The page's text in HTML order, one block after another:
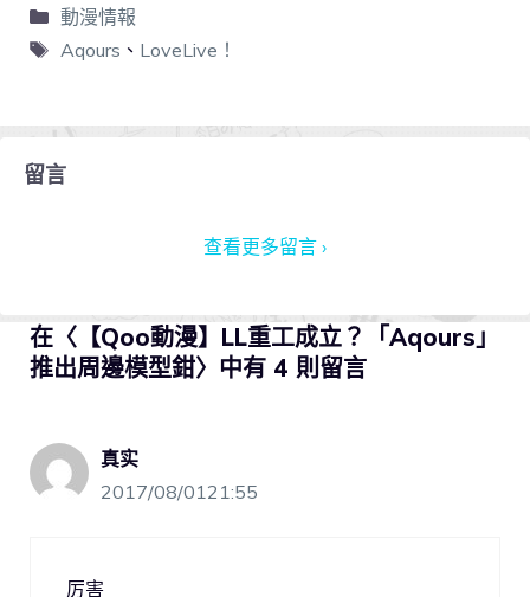
動漫情報
Aqours 、 LoveLive！
留言
查看更多留言 ›
在〈【Qoo動漫】LL重工成立？「Aqours」
推出周邊模型鉗〉中有 4 則留言
真实
2017/08/0121:55
厉害